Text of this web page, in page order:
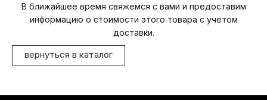
В ближайшее время свяжемся с вами и предоставим
информацию о стоимости этого товара с учетом
доставки.
вернуться в каталог